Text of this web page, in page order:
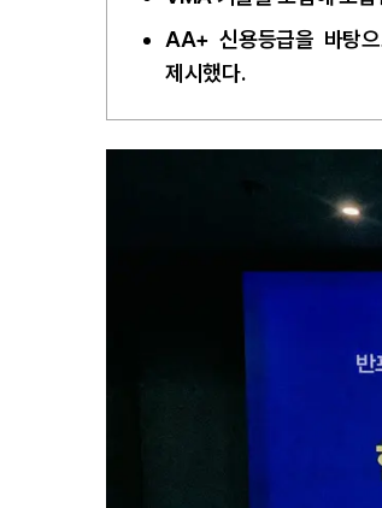
AA+ 신용등급을 바탕
제시했다.